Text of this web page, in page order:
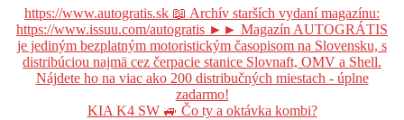
KIA K4 SW 🚙 Čo ty a oktávka kombi?